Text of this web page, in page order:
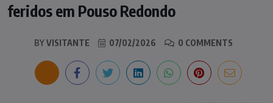
feridos em Pouso Redondo
BYVISITANTE 07/02/2026 0 COMMENTS